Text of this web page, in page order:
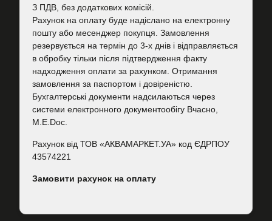
З ПДВ, без додаткових комісій.
Рахунок на оплату буде надіслано на електронну
пошту або месенджер покупця. Замовлення
резервується на термін до 3-х днів і відправляється
в обробку тільки після підтвердження факту
надходження оплати за рахунком. Отримання
замовлення за паспортом і довіреністю.
Бухгалтерські документи надсилаються через
системи електронного документообігу Вчасно,
M.E.Doc.
Рахунок від ТОВ «АКВАМАРКЕТ.УА» код ЄДРПОУ
43574221
Замовити рахунок на оплату